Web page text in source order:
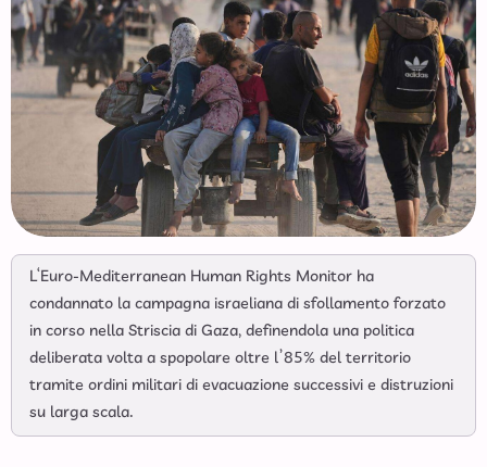
L‘Euro-Mediterranean Human Rights Monitor ha
condannato la campagna israeliana di sfollamento forzato
in corso nella Striscia di Gaza, definendola una politica
deliberata volta a spopolare oltre l’85% del territorio
tramite ordini militari di evacuazione successivi e distruzioni
su larga scala.